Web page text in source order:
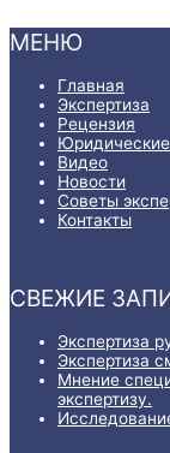
МЕНЮ
Главная
Экспертиза
Рецензия
Юридические
Видео
Новости
Советы
Контакты
СВЕЖИЕ
Экспертиза
Экспертиза
Мнение
экспертизу.